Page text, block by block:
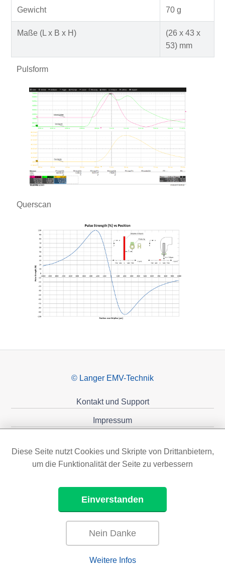
Gewicht 70 g
Maße (L x B x H)
(26 x 43 x
53) mm
Pulsform
Querscan
© Langer EMV-Technik
Kontakt und Support
Impressum
Diese Seite nutzt Cookies und Skripte von Drittanbietern,
um die Funktionalität der Seite zu verbessern
Einverstanden
Nein Danke
Weitere Infos